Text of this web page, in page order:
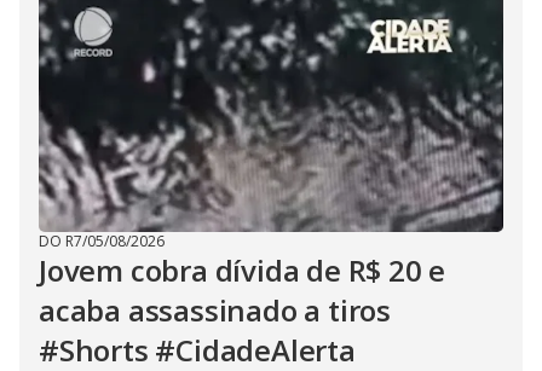
DO R7/05/08/2026
Jovem cobra dívida de R$ 20 e
acaba assassinado a tiros
#Shorts #CidadeAlerta